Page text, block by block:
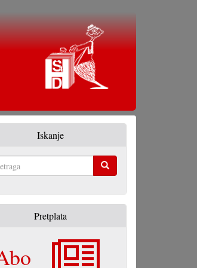
Iskanje
Pretplata